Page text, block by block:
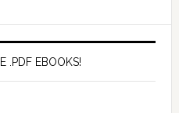
.PDF EBOOKS!